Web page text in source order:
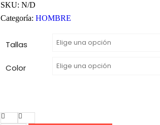
SKU: N/D
Categoría: HOMBRE
Tallas
Color